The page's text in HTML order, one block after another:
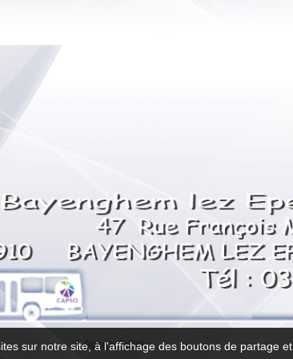
Accessibilité
sur notre site, à l'affichage des boutons de partage